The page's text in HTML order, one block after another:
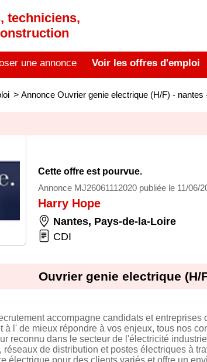
techniciens,
une annonce Voir les offres d'emploi
> Annonce Ouvrier genie electrique (H/F) - nantes
Cette offre est pourvue.
Annonce MJ26061112020 publiée le 11/06/
Harry Hope
Nantes, Pays-de-la-Loire
CDI
Ouvrier genie electrique (H/
accompagne candidats et
à l' de mieux répondre à vos enjeux, tous nos
reconnu dans le secteur de l'électricité
de distribution et postes électriques à
électrique pour des clients variés et offre un